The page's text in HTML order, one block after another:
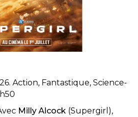
Action, Fantastique, Science-
Milly Alcock (Supergirl),